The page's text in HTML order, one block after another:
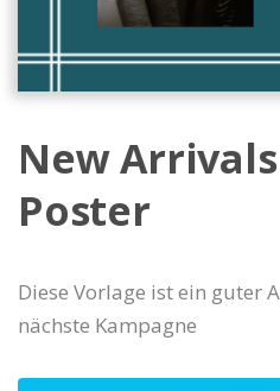
New
Poster
Diese Vorlage ist ein guter
nächste Kampagne